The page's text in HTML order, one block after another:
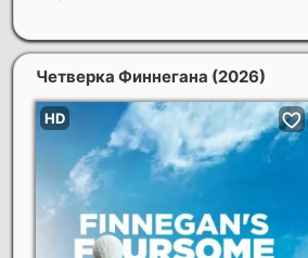
Четверка Финнегана (2026)